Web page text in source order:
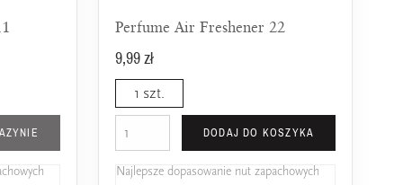
Perfume Air Freshener 22
9,99 zł
1 szt.
DODAJ DO KOSZYKA
Najlepsze dopasowanie nut zapachowych